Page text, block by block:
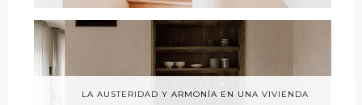
LA AUSTERIDAD Y ARMONÍA EN UNA VIVIENDA